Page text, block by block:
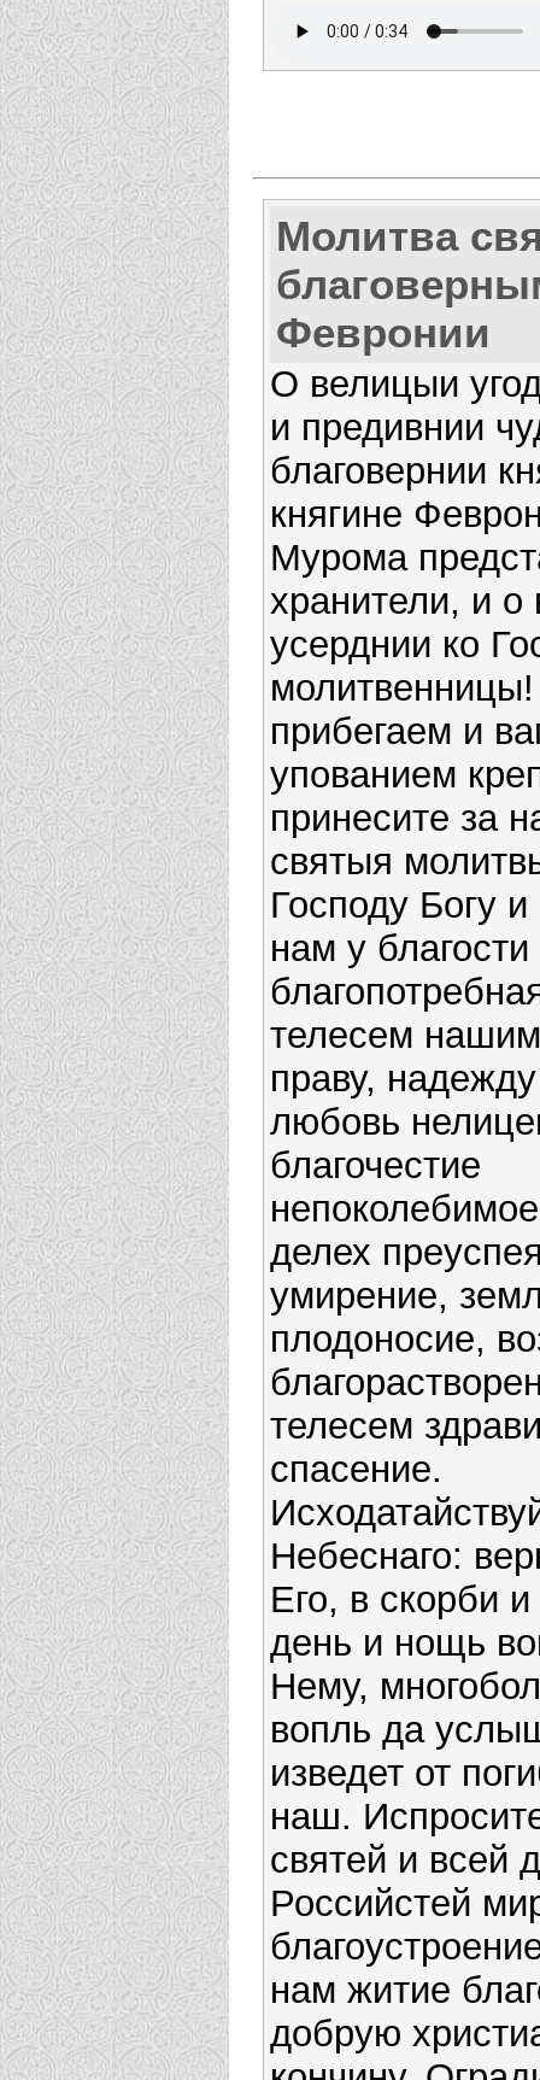
Молитва
Февронии
О велицыи
и предивнии
благовернии
княгине
Мурома
хранители, и о
усерднии ко
прибегаем и
упованием
принесите за
святыя
Господу Богу
нам у
телесем
праву,
любовь
благочестие
делех
умирение,
плодоносие,
телесем
спасение.
Небеснаго:
Его, в скорби
день и нощь
Нему,
вопль да
изведет от
наш.
святей и всей
Российстей
нам житие
добрую